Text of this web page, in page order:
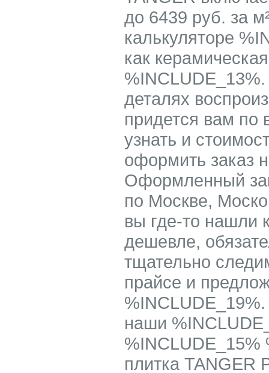
до 6439 руб. за
калькуляторе
как
деталях
придется вам по
узнать и
оформить заказ
Оформленный
по Москве,
вы где-то нашли
дешевле,
тщательно
прайсе и
наши
%INCLUDE_15%
плитка TANGER